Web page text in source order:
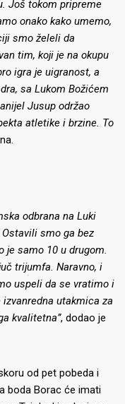
Još tokom pripreme
onako kako umemo,
smo želeli da
tim, koji je na okupu
igra je uigranost, a
sa Lukom Božićem
Jusup održao
atletike i brzine. To
odbrana na Luki
smo ga bez
je samo 10 u drugom.
trijumfa. Naravno, i
uspeli da se vratimo i
utakmica za
kvalitetna”, dodao je
od pet pobeda i
boda Borac će imati